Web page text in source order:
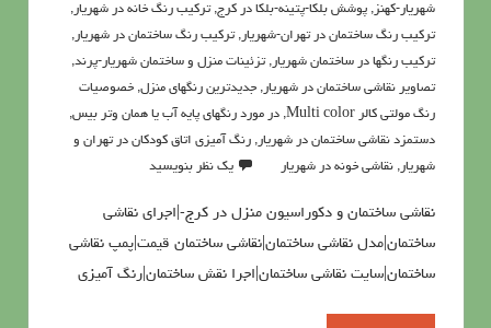
شهریار-کهنز , پوشش بلکا-پتینه-بلکا در کرج,تركيب رنگ خانه در شهریار ,
تركيب رنگ ساختمان در تهران-شهریار ,ترکیب رنگ ساختمان در شهریار ,
ترکیب رنگها در ساختمان شهریار ,تزئینات منزل و ساختمان شهریار-پرند,
تصاویر نقاشی ساختمان در شهریار , جدیدترین رنگهای منزل, خصوصيات
رنگ مولتي کالر Multi color
, در مورد رنگهاي پايه آب يا همان وتر بيس,
دستمزد نقاشی ساختمان در شهریار , رنگ آميزي اتاق کودکان در تهران و
شهریار , نقاشی خونه در شهریار یک نظر بنویسید
نقاشی ساختمان و دکوراسیون منزل در کرج-|اجرای نقاشی
ساختمان|مدل نقاشی ساختمان|نقاشی ساختمان قیمت|پمپ نقاشی
ساختمان|سایت نقاشی ساختمان|اجرا نقش ساختمان|رنگ آمیزی